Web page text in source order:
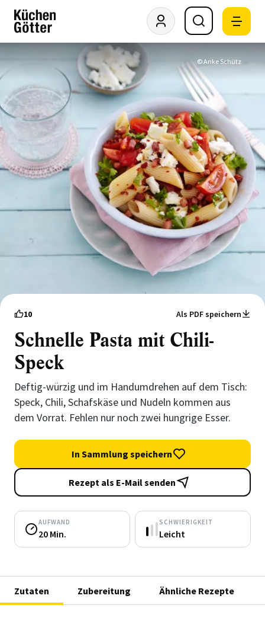
© Anke Schütz
10 Als PDF speichern
Schnelle Pasta mit Chili-
Speck
Deftig-würzig und im Handumdrehen auf dem Tisch:
Speck, Chili, Schafskäse und Nudeln kommen aus
dem Vorrat. Fehlen nur noch zwei hungrige Esser.
In Sammlung speichern
Rezept als E-Mail senden
AUFWAND
20 Min.
SCHWIERIGKEIT
Leicht
Zutaten Zubereitung Ähnliche Rezepte